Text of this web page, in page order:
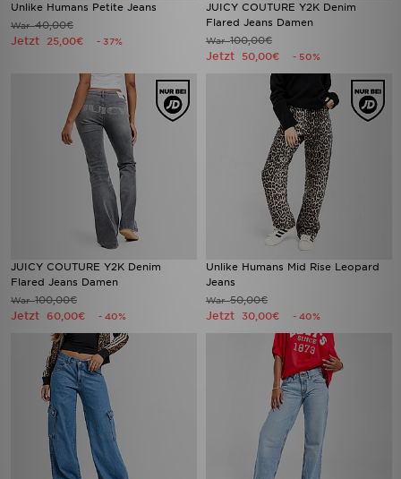
Unlike Humans Petite Jeans
War40,00€
Jetzt 25,00€ - 37%
JUICY COUTURE Y2K Denim
Flared Jeans Damen
War100,00€
Jetzt 50,00€ - 50%
JUICY COUTURE Y2K Denim
Flared Jeans Damen
War100,00€
Jetzt 60,00€ - 40%
Unlike Humans Mid Rise Leopard
Jeans
War50,00€
Jetzt 30,00€ - 40%